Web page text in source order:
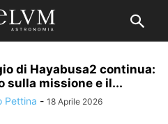
di Hayabusa2 continua:
sulla missione e il...
Pettina - 18 Aprile 2026